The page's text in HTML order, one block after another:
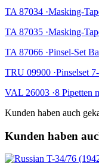
TA 87034 ·Masking-
TA 87035 ·Masking-
TA 87066 ·Pinsel-Set
TRU 09900 ·Pinselset
VAL 26003 ·8 Pipetten
Kunden haben auch
Kunden haben